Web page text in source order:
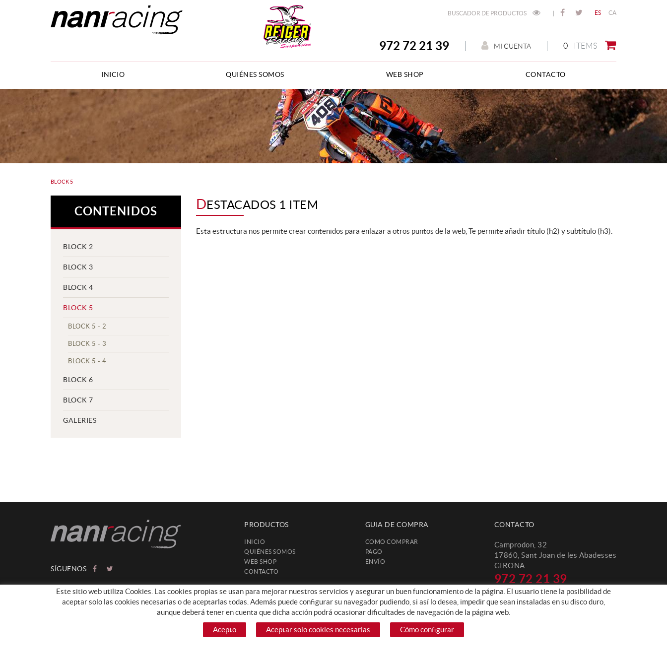
ES CA
BUSCADOR DE PRODUCTOS |
0 ITEMS
MI CUENTA
972 72 21 39
INICIO QUIÉNES SOMOS WEB SHOP CONTACTO
BLOCK 5
CONTENIDOS
BLOCK 2
BLOCK 3
BLOCK 4
BLOCK 5
BLOCK 5 - 2
BLOCK 5 - 3
BLOCK 5 - 4
BLOCK 6
BLOCK 7
GALERIES
DESTACADOS 1 ITEM
Esta estructura nos permite crear contenidos para enlazar a otros puntos de la web, Te permite añadir título (h2) y subtítulo (h3).
SÍGUENOS
PRODUCTOS
INICIO
QUIÉNES SOMOS
WEB SHOP
CONTACTO
GUIA DE COMPRA
COMO COMPRAR
PAGO
ENVÍO
CONTACTO
Camprodon, 32
17860, Sant Joan de les Abadesses
GIRONA
972 72 21 39
info@naniracing.com
Este sitio web utiliza Cookies. Las cookies propias se usan para mejorar nuestros servicios y asegurar un buen funcionamiento de la página. El usuario tiene la posibilidad de
aceptar solo las cookies necesarias o de aceptarlas todas. Además puede configurar su navegador pudiendo, si así lo desea, impedir que sean instaladas en su disco duro,
aunque deberá tener en cuenta que dicha acción podrá ocasionar dificultades de navegación de la página web.
Acepto Aceptar solo cookies necesarias Cómo configurar